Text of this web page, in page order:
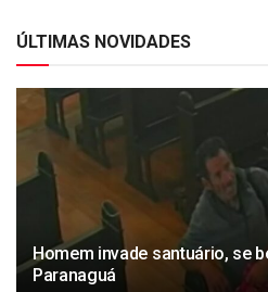
ÚLTIMAS NOVIDADES
Homem invade santuário, se
Paranaguá